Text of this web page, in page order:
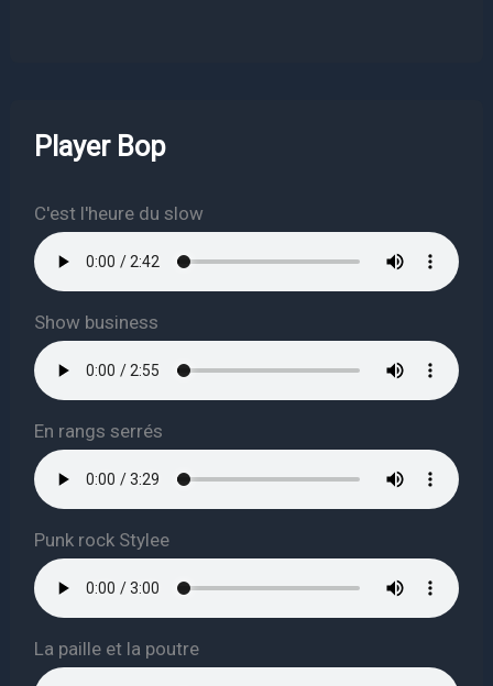
Player Bop
C'est l'heure du slow
Show business
En rangs serrés
Punk rock Stylee
La paille et la poutre